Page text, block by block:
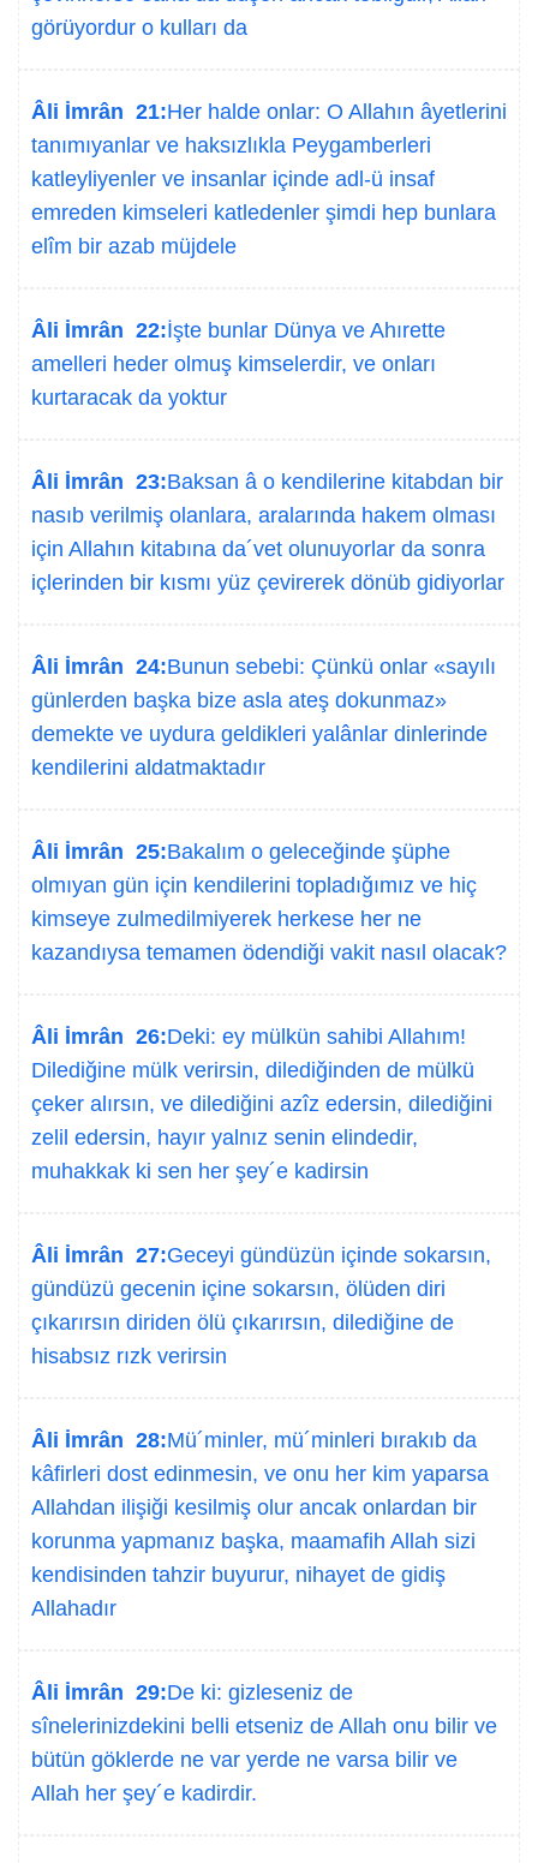
görüyordur o kulları da
Âli İmrân 21:Her halde onlar: O Allahın âyetlerini
tanımıyanlar ve haksızlıkla Peygamberleri
katleyliyenler ve insanlar içinde adl-ü insaf
emreden kimseleri katledenler şimdi hep bunlara
elîm bir azab müjdele
Âli İmrân 22:İşte bunlar Dünya ve Ahırette
amelleri heder olmuş kimselerdir, ve onları
kurtaracak da yoktur
Âli İmrân 23:Baksan â o kendilerine kitabdan bir
nasıb verilmiş olanlara, aralarında hakem olması
için Allahın kitabına da´vet olunuyorlar da sonra
içlerinden bir kısmı yüz çevirerek dönüb gidiyorlar
Âli İmrân 24:Bunun sebebi: Çünkü onlar «sayılı
günlerden başka bize asla ateş dokunmaz»
demekte ve uydura geldikleri yalânlar dinlerinde
kendilerini aldatmaktadır
Âli İmrân 25:Bakalım o geleceğinde şüphe
olmıyan gün için kendilerini topladığımız ve hiç
kimseye zulmedilmiyerek herkese her ne
kazandıysa temamen ödendiği vakit nasıl olacak?
Âli İmrân 26:Deki: ey mülkün sahibi Allahım!
Dilediğine mülk verirsin, dilediğinden de mülkü
çeker alırsın, ve dilediğini azîz edersin, dilediğini
zelil edersin, hayır yalnız senin elindedir,
muhakkak ki sen her şey´e kadirsin
Âli İmrân 27:Geceyi gündüzün içinde sokarsın,
gündüzü gecenin içine sokarsın, ölüden diri
çıkarırsın diriden ölü çıkarırsın, dilediğine de
hisabsız rızk verirsin
Âli İmrân 28:Mü´minler, mü´minleri bırakıb da
kâfirleri dost edinmesin, ve onu her kim yaparsa
Allahdan ilişiği kesilmiş olur ancak onlardan bir
korunma yapmanız başka, maamafih Allah sizi
kendisinden tahzir buyurur, nihayet de gidiş
Allahadır
Âli İmrân 29:De ki: gizleseniz de
sînelerinizdekini belli etseniz de Allah onu bilir ve
bütün göklerde ne var yerde ne varsa bilir ve
Allah her şey´e kadirdir.